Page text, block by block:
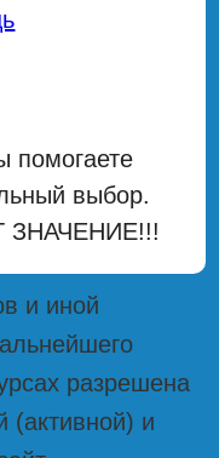
помогаете
выбор.
и иной
разрешена
(активной) и